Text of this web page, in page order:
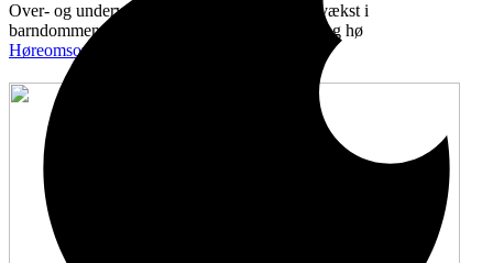
Over- og undervægt ved fødslen, samt ringe vækst i
barndommen, kan kædes sammen med syns- og hø
Høreomsorg
11:43 onsdag den 10. maj , 2017